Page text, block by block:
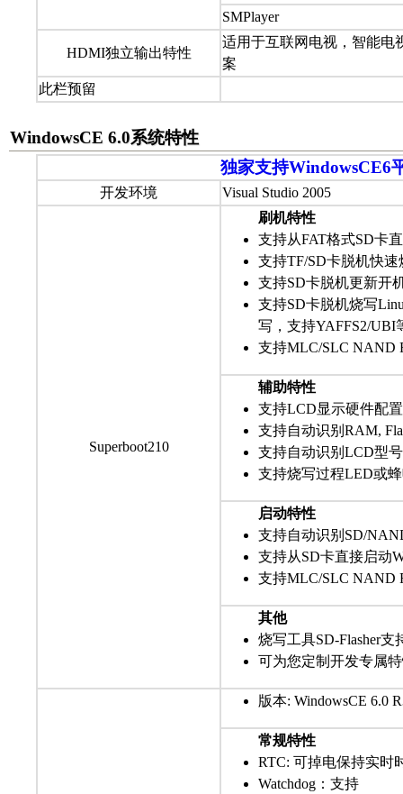
SMPlayer
HDMI独立输出特性
适用于互联网电视，智能电
案
此栏预留
WindowsCE 6.0系统特性
独家支持WindowsCE6
开发环境 Visual Studio 2005
Superboot210
刷机特性
支持从FAT格式SD卡
支持TF/SD卡脱机快
支持SD卡脱机更新开
支持SD卡脱机烧写
写，支持YAFFS2/UBI
支持MLC/SLC NAND
辅助特性
支持LCD显示硬件配
支持自动识别RAM,
支持自动识别LCD型
支持烧写过程LED或
启动特性
支持自动识别SD/
支持从SD卡直接启动
支持MLC/SLC NAND
其他
烧写工具SD-Flasher支
可为您定制开发专属
版本: WindowsCE 6.0
常规特性
RTC: 可掉电保持实时
Watchdog：支持